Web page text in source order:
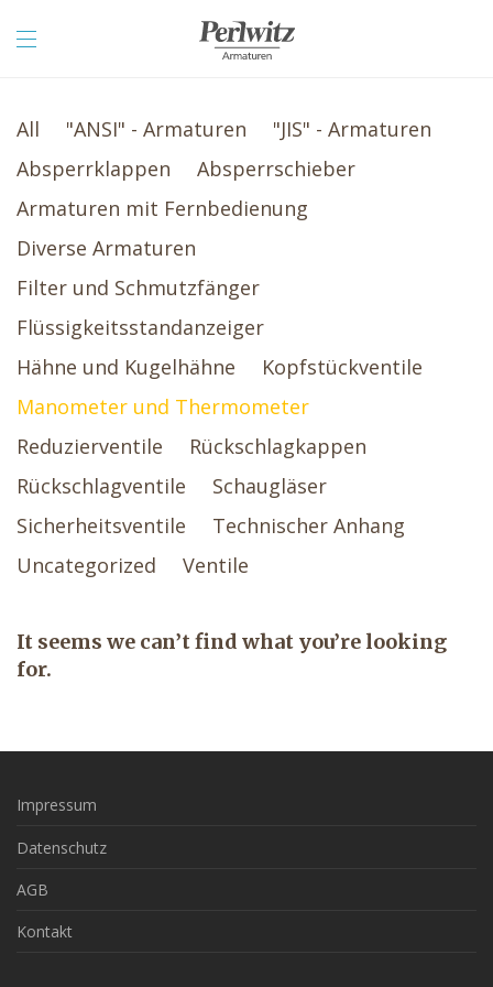
All "ANSI" - Armaturen
"JIS" - Armaturen
Absperrklappen
Absperrschieber
Armaturen mit Fernbedienung
Diverse Armaturen
Filter und Schmutzfänger
Flüssigkeitsstandanzeiger
Hähne und Kugelhähne
Kopfstückventile
Manometer und Thermometer
Reduzierventile
Rückschlagkappen
Rückschlagventile
Schaugläser
Sicherheitsventile
Technischer Anhang
Uncategorized
Ventile
It seems we can’t find what you’re looking
for.
Impressum
Datenschutz
AGB
Kontakt